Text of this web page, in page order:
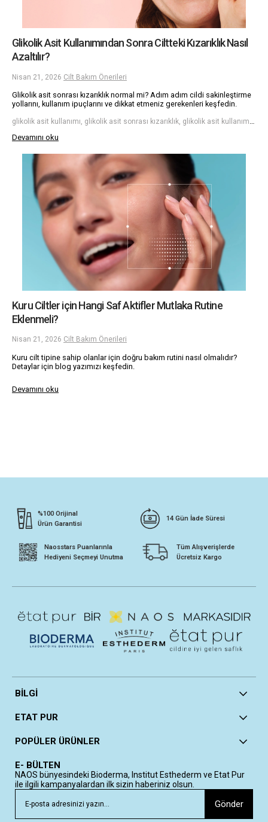
Glikolik Asit Kullanımından Sonra Ciltteki Kızarıklık Nasıl
Azaltılır?
Nisan 21, 2026 Cilt Bakım Önerileri
Glikolik asit sonrası kızarıklık normal mi? Adım adım cildi sakinleştirme
yollarını, kullanım ipuçlarını ve dikkat etmeniz gerekenleri keşfedin.
glikolik asit kullanımı, glikolik asit sonrası kızarıklık, glikolik asit kullanımı, glikolik asit nasıl kullanılır
Devamını oku
Kuru Ciltler için Hangi Saf Aktifler Mutlaka Rutine
Eklenmeli?
Nisan 21, 2026 Cilt Bakım Önerileri
Kuru cilt tipine sahip olanlar için doğru bakım rutini nasıl olmalıdır?
Detaylar için blog yazımızı keşfedin.
Devamını oku
%100 Orijinal
Ürün Garantisi
14 Gün İade Süresi
Naosstars Puanlarınla
Hediyeni Seçmeyi Unutma
Tüm Alışverişlerde
Ücretsiz Kargo
BİLGİ
ETAT PUR
POPÜLER ÜRÜNLER
E- BÜLTEN
NAOS bünyesindeki Bioderma, Institut Esthederm ve Etat Pur
ile ilgili kampanyalardan ilk sizin haberiniz olsun.
Gönder